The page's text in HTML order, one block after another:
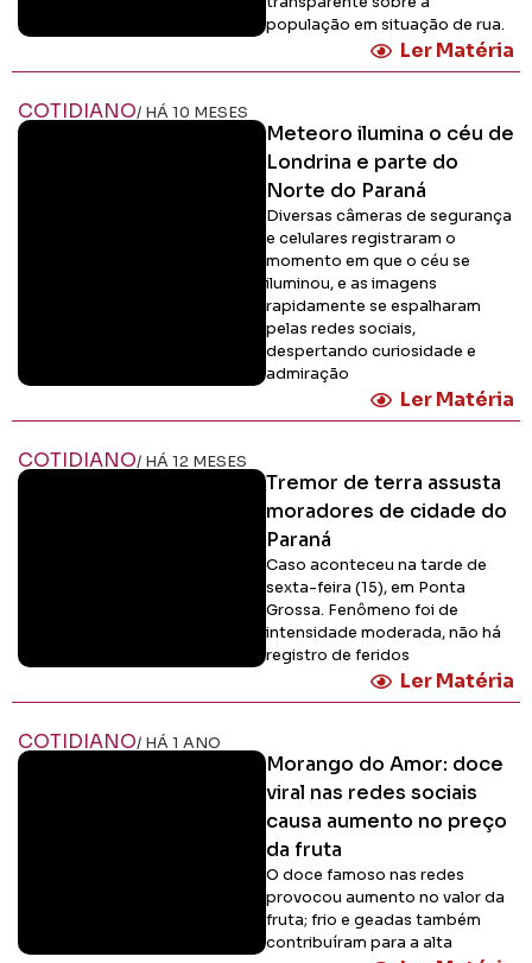
população em situação de rua.
Ler Matéria
COTIDIANO/ HÁ 10 MESES
Meteoro ilumina o céu de
Londrina e parte do
Norte do Paraná
Diversas câmeras de segurança
e celulares registraram o
momento em que o céu se
iluminou, e as imagens
rapidamente se espalharam
pelas redes sociais,
despertando curiosidade e
admiração
Ler Matéria
COTIDIANO/ HÁ 12 MESES
Tremor de terra assusta
moradores de cidade do
Paraná
Caso aconteceu na tarde de
sexta-feira (15), em Ponta
Grossa. Fenômeno foi de
intensidade moderada, não há
registro de feridos
Ler Matéria
COTIDIANO/ HÁ 1 ANO
Morango do Amor: doce
viral nas redes sociais
causa aumento no preço
da fruta
O doce famoso nas redes
provocou aumento no valor da
fruta; frio e geadas também
contribuíram para a alta